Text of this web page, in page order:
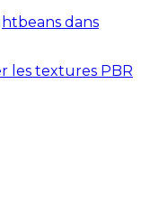
dans
les textures PBR